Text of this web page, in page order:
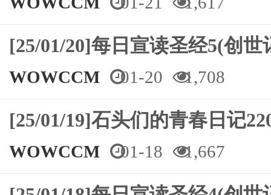
[25/01/20]每日宣读圣经5(创
WOWCCM 01-20 1,708
[25/01/19]石头们的青春日记
WOWCCM 01-18 1,667